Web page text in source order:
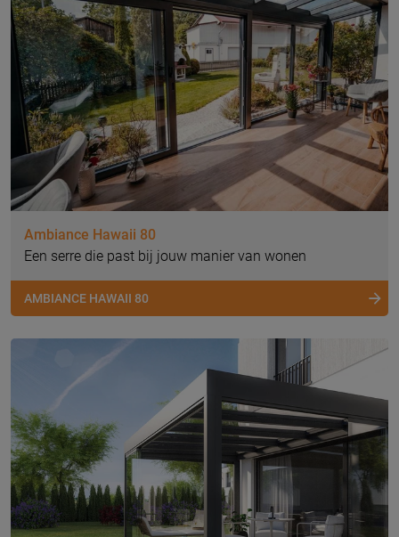
Ambiance Hawaii 80
Een serre die past bij jouw manier van wonen
AMBIANCE HAWAII 80